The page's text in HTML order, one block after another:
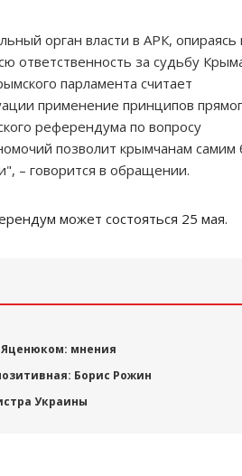
орган власти в АРК, опираясь
ответственность за судьбу
парламента считает
применение принципов
референдума по вопросу
позволит крымчанам самим
– говорится в обращении.
может состояться 25 мая.
Яценюком: мнения
Борис Рожин
Украины